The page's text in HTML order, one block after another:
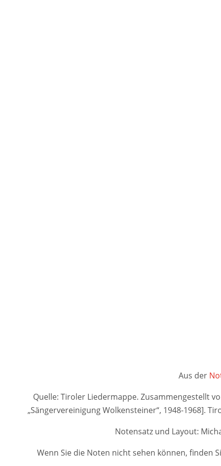
Aus der
Quelle: Tiroler Liedermappe. Zusammengestellt
„Sängervereinigung Wolkensteiner“, 1948-1968].
Notensatz und Layout:
Wenn Sie die Noten nicht sehen können, finden